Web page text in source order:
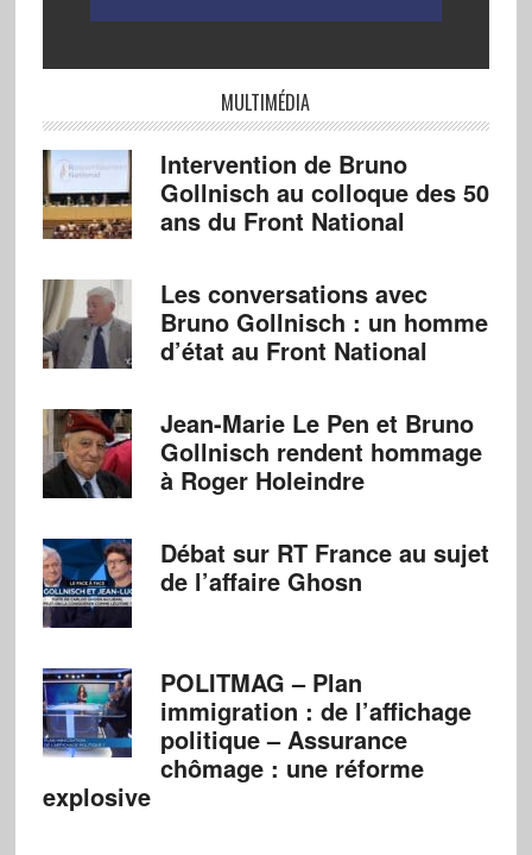
MULTIMÉDIA
Intervention de Bruno
Gollnisch au colloque des 50
ans du Front National
Les conversations avec
Bruno Gollnisch : un homme
d’état au Front National
Jean-Marie Le Pen et Bruno
Gollnisch rendent hommage
à Roger Holeindre
Débat sur RT France au sujet
de l’affaire Ghosn
POLITMAG – Plan
immigration : de l’affichage
politique – Assurance
chômage : une réforme
explosive